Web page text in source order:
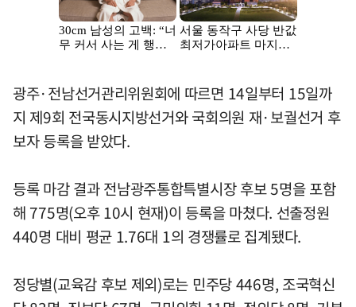
광주·전남선거관리위원회에 따르면 14일부터 15일까
지 제9회 전국동시지방선거와 국회의원 재·보궐선거 후
보자 등록을 받았다.
등록 마감 결과 전남광주통합특별시장 후보 5명을 포함
해 775명(오후 10시 현재)이 등록을 마쳤다. 선출정원
440명 대비 평균 1.76대 1의 경쟁률로 집계됐다.
정당별(교육감 후보 제외)로는 민주당 446명, 조국혁신